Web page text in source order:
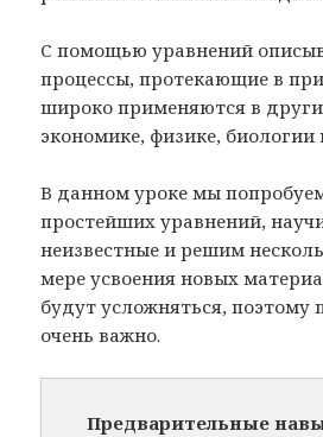
С помощью уравнений
процессы, протекающие в
широко применяются в
экономике, физике, биологии
В данном уроке мы
простейших уравнений,
неизвестные и решим
мере усвоения новых
будут усложняться, поэтому
очень важно.
Предварительные